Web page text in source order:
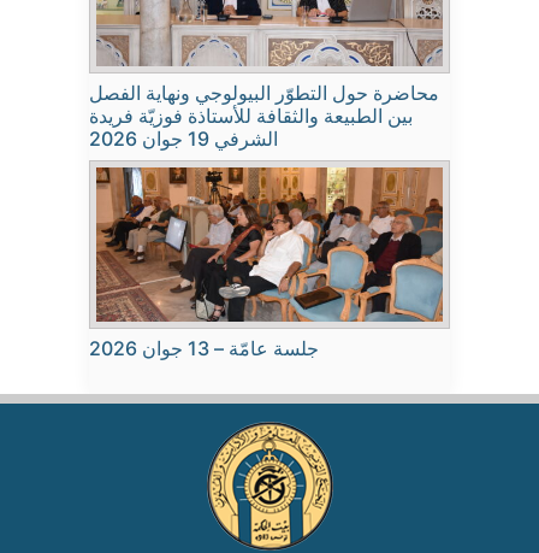
محاضرة حول التطوّر البيولوجي ونهاية الفصل
بين الطبيعة والثقافة للأستاذة فوزيّة فريدة
الشرفي 19 جوان 2026
جلسة عامّة – 13 جوان 2026